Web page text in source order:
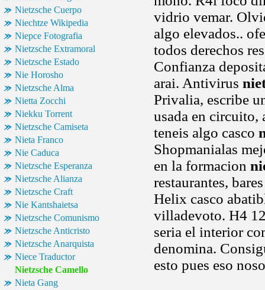
Nietzsche Cuerpo
Niechtze Wikipedia
Niepce Fotografia
Nietzsche Extramoral
Nietzsche Estado
Nie Horosho
Nietzsche Alma
Nietta Zocchi
Niekku Torrent
Nietzsche Camiseta
Nieta Franco
Nie Caduca
Nietzsche Esperanza
Nietzsche Alianza
Nietzsche Craft
Nie Kantshaietsa
Nietzsche Comunismo
Nietzsche Anticristo
Nietzsche Anarquista
Niece Traductor
Nietzsche Camello
Nieta Gang
vidrio vemar.
algo elevados..
todos derechos
Confianza
arai. Antivirus
Privalia, escribe
usada en
teneis algo casco
Shopmanialas
en la formacion
restaurantes,
Helix casco
villadevoto. H4
seria el interior
denomina.
esto pues eso